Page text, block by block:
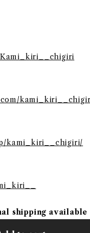
kami_kiri__chigiri/
shipping available